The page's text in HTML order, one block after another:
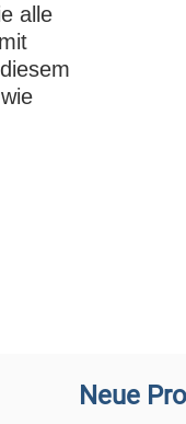
alle
Neue